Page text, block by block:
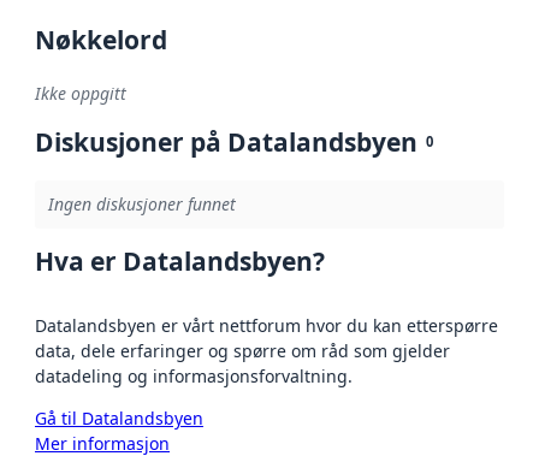
Nøkkelord
Ikke oppgitt
Diskusjoner på Datalandsbyen 0
Ingen diskusjoner funnet
Hva er Datalandsbyen?
Datalandsbyen er vårt nettforum hvor du kan etterspørre
data, dele erfaringer og spørre om råd som gjelder
datadeling og informasjonsforvaltning.
Gå til Datalandsbyen
Mer informasjon